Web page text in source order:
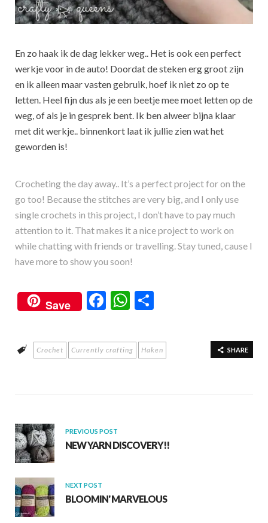
En zo haak ik de dag lekker weg.. Het is ook een perfect
werkje voor in de auto! Doordat de steken erg groot zijn
en ik alleen maar vasten gebruik, hoef ik niet zo op te
letten. Heel fijn dus als je een beetje mee moet letten op de
weg, of als je in gesprek bent. Ik ben alweer bijna klaar
met dit werkje.. binnenkort laat ik jullie zien wat het
geworden is!
Crocheting the day away.. It’s a perfect project for on the
go too! Because the stitches are very big, and I only use
single crochets in this project, I don’t have to pay much
attention to it. That makes it a nice project to work on
while chatting with friends or travelling. Stay tuned, cause I
have more to show you soon!
Save
F
e
b
W
at
s
ar
e
SHARE
Crochet Currently crafting Haken
PREVIOUS POST
NEW YARN DISCOVERY!!
NEXT POST
BLOOMIN' MARVELOUS